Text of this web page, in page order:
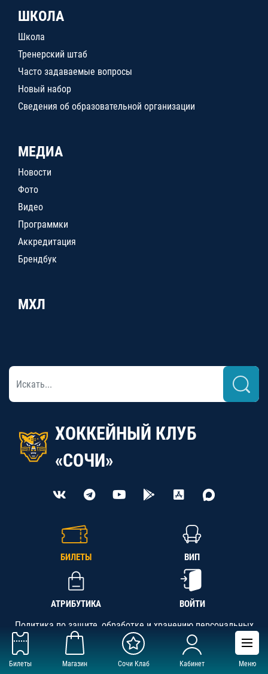
Билеты Магазин Сочи Клаб Кабинет Меню
ШКОЛА
Школа
Тренерский штаб
Часто задаваемые вопросы
Новый набор
Сведения об образовательной организации
МЕДИА
Новости
Фото
Видео
Программки
Аккредитация
Брендбук
МХЛ
ХОККЕЙНЫЙ КЛУБ
«СОЧИ»
БИЛЕТЫ ВИП
АТРИБУТИКА ВОЙТИ
Политика по защите, обработке и хранению персональных
данных
АНО «СК «Кубань-Регион», ОГРН 1142300002349,